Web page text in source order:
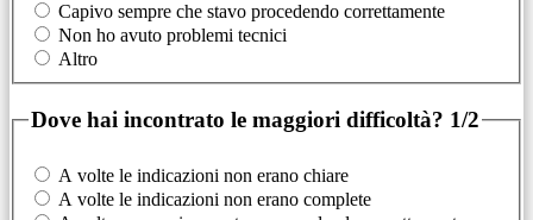
Capivo sempre che stavo procedendo correttamente
Non ho avuto problemi tecnici
Altro
Dove hai incontrato le maggiori difficoltà? 1/2
A volte le indicazioni non erano chiare
A volte le indicazioni non erano complete